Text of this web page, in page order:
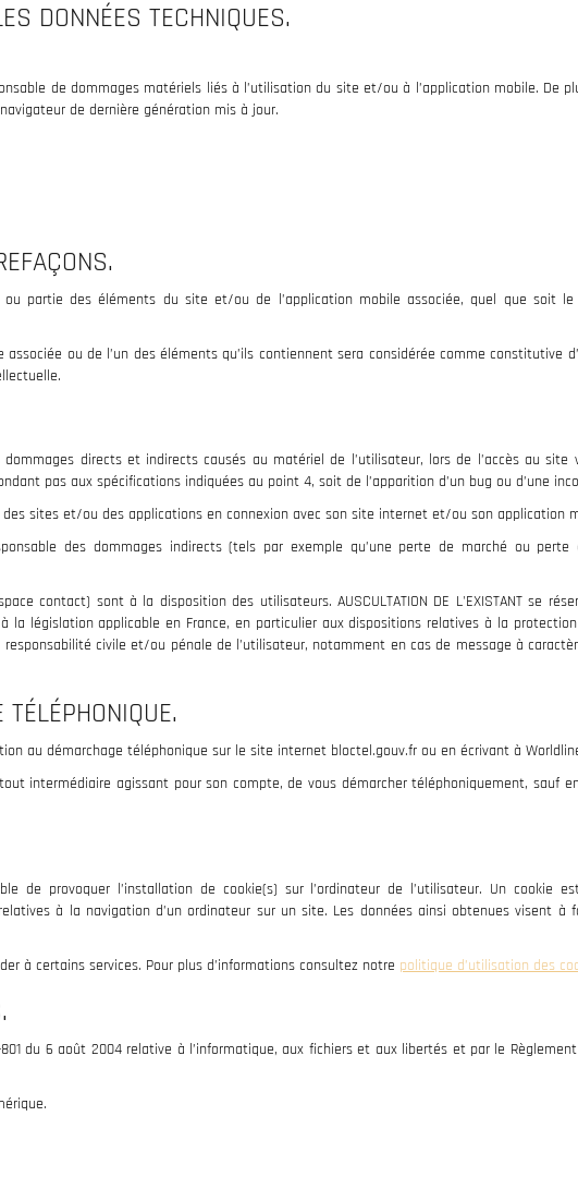
LÉGALES
DONNÉES TECHNIQUES.
de dommages matériels liés à l’utilisation du site et/ou à l’application mobile. De
de dernière génération mis à jour.
partie des éléments du site et/ou de l’application mobile associée, quel que soit
ou de l’un des éléments qu’ils contiennent sera considérée comme constitutive
dommages directs et indirects causés au matériel de l’utilisateur, lors de l’accès au
pas aux spécifications indiquées au point 4, soit de l’apparition d’un bug ou d’une
des sites et/ou des applications en connexion avec son site internet et/ou son application
des dommages indirects (tels par exemple qu’une perte de marché ou
contact) sont à la disposition des utilisateurs. AUSCULTATION DE L'EXISTANT se
législation applicable en France, en particulier aux dispositions relatives à la protection
civile et/ou pénale de l’utilisateur, notamment en cas de message à
au démarchage téléphonique sur le site internet bloctel.gouv.fr ou en écrivant à Worldline
intermédiaire agissant pour son compte, de vous démarcher téléphoniquement, sauf
de provoquer l’installation de cookie(s) sur l’ordinateur de l’utilisateur. Un
à la navigation d’un ordinateur sur un site. Les données ainsi obtenues visent
à certains services. Pour plus d’informations consultez notre politique d’utilisation des
du 6 août 2004 relative à l’informatique, aux fichiers et aux libertés et par le